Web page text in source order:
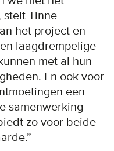
stelt Tinne
het project en
laagdrempelige
met al hun
En ook voor
een
samenwerking
zo voor beide